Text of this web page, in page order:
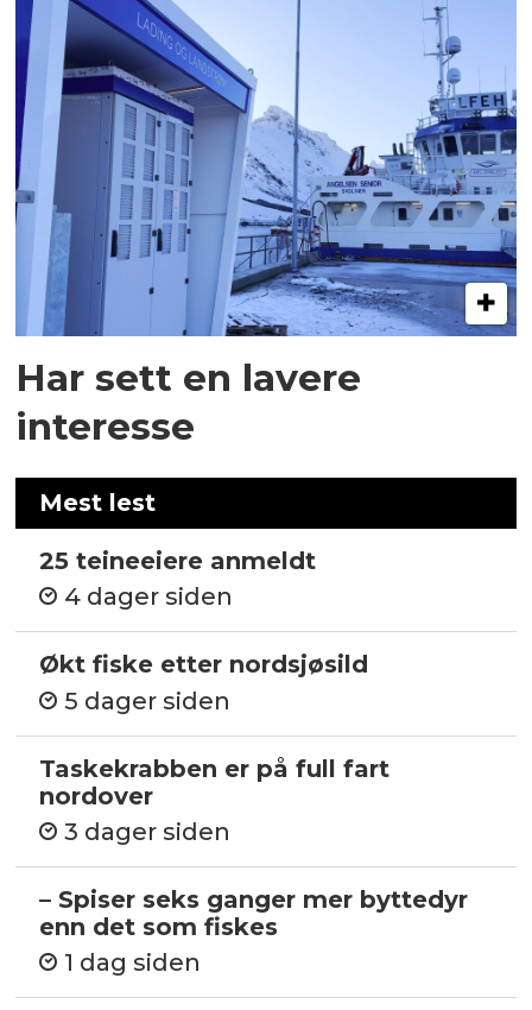
Har sett en lavere
interesse
Mest lest
25 teineeiere anmeldt
4 dager siden
Økt fiske etter nordsjøsild
5 dager siden
Taskekrabben er på full fart
nordover
3 dager siden
– Spiser seks ganger mer byttedyr
enn det som fiskes
1 dag siden